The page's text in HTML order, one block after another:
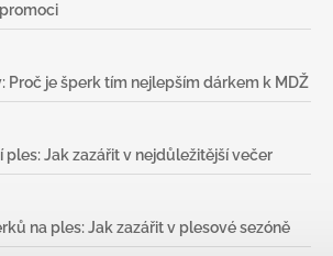
Proč je šperk tím nejlepším dárkem k MDŽ
Jak zazářit v nejdůležitější večer
na ples: Jak zazářit v plesové sezóně